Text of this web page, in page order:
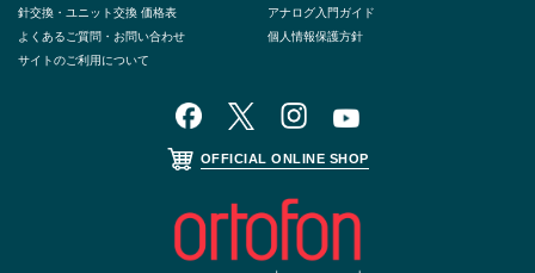
針交換・ユニット交換 価格表
アナログ入門ガイド
よくあるご質問・お問い合わせ
個人情報保護方針
サイトのご利用について
OFFICIAL ONLINE SHOP